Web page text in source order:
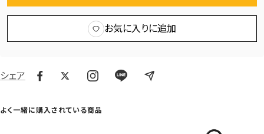
す
す
お気に入りに追加
シェア
よく一緒に購入されている商品